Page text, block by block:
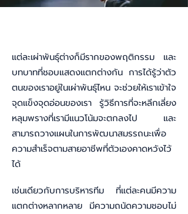
แต่ละเผ่าพันธุ์ต่างก็มีรากของพฤติกรรม และ
บทบาทที่ชอบแสดงแตกต่างกัน การได้รู้ว่าตัว
ตนของเราอยู่ในเผ่าพันธุ์ไหน จะช่วยให้เราเข้าใจ
จุดแข็งจุดอ่อนของเรา รู้วิธีการที่จะหลีกเลี่ยง
หลุมพรางที่เรามีแนวโน้มจะตกลงไป และ
สามารถวางแผนในการพัฒนาสมรรถนะเพื่อ
ความสำเร็จตามสายอาชีพที่ตัวเองคาดหวังไว้
ได้
เช่นเดียวกับการบริหารทีม ที่แต่ละคนมีความ
แตกต่างหลากหลาย มีความถนัดความชอบไม่